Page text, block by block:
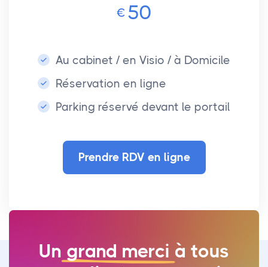
€ 50
Au cabinet / en Visio / à Domicile
Réservation en ligne
Parking réservé devant le portail
Prendre RDV en ligne
Un grand merci à tous